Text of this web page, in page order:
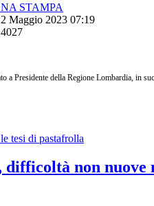
STAMPA
Maggio 2023 07:19
a Presidente della Regione Lombardia, in
tesi di pastafrolla
difficoltà non nuove